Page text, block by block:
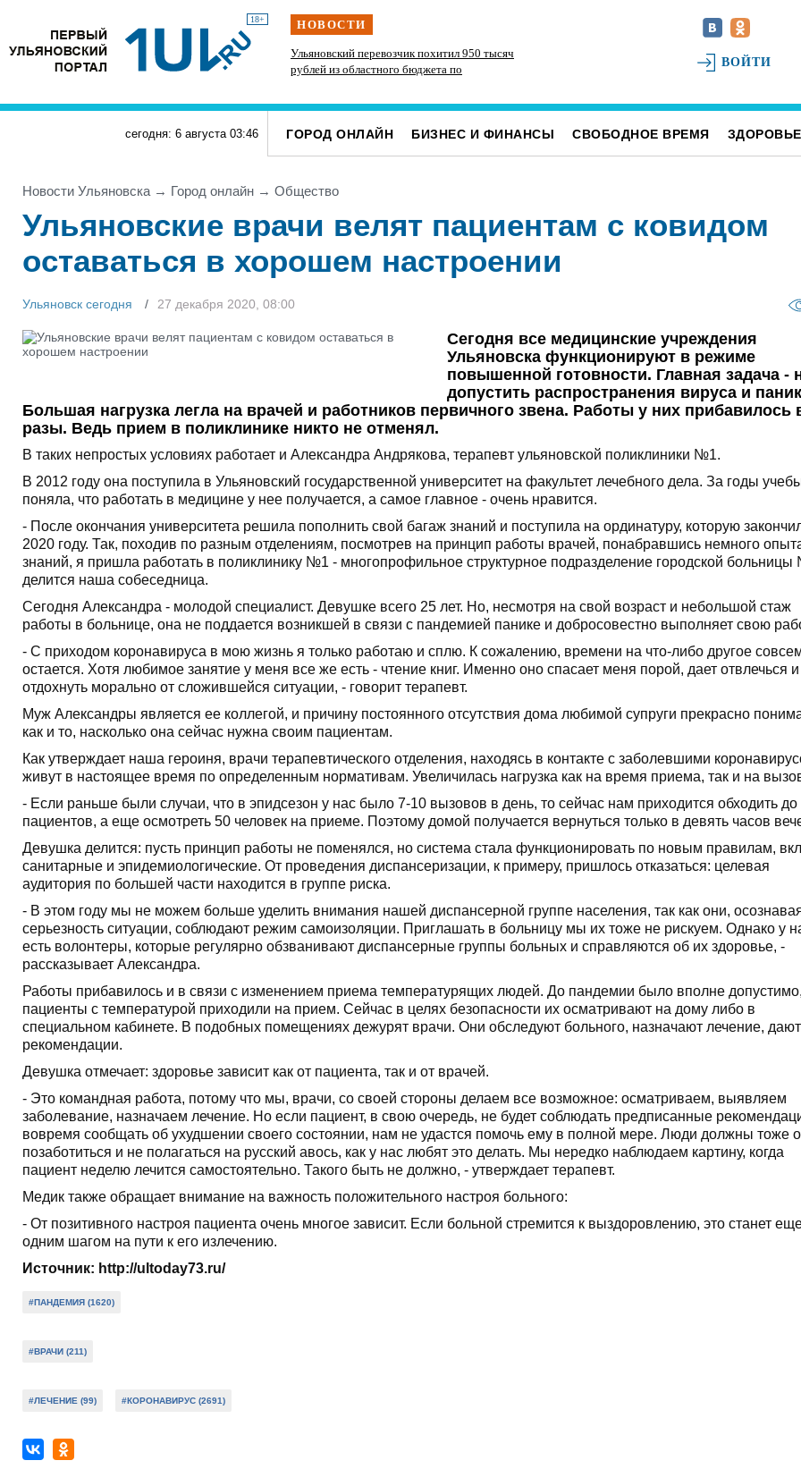
18+ НОВОСТИ
Вымогатель забрал у ульяновского бизнесмена
14 млн рублей, а полиция вернула
Ульяновский перевозчик похитил 950 тысяч
рублей из областного бюджета по
проездными
Девушка из Ульяновской области оказалась в
больнице после поездки на мопеде
ВОЙТИ
сегодня: 6 августа 03:46 ГОРОД ОНЛАЙН БИЗНЕС И ФИНАНСЫ СВОБОДНОЕ ВРЕМЯ ЗДОРОВЬЕ
Новости Ульяновска → Город онлайн → Общество
Ульяновские врачи велят пациентам с ковидом
оставаться в хорошем настроении
Ульяновск сегодня 27 декабря 2020, 08:00
Сегодня все медицинские учреждения
Ульяновска функционируют в режиме
повышенной готовности. Главная задача -
допустить распространения вируса и
Большая нагрузка легла на врачей и работников первичного звена. Работы у них прибавилось
разы. Ведь прием в поликлинике никто не отменял.
В таких непростых условиях работает и Александра Андрякова, терапевт ульяновской поликлиники №1.
В 2012 году она поступила в Ульяновский государственной университет на факультет лечебного дела. За годы
поняла, что работать в медицине у нее получается, а самое главное - очень нравится.
- После окончания университета решила пополнить свой багаж знаний и поступила на ординатуру, которую
2020 году. Так, походив по разным отделениям, посмотрев на принцип работы врачей, понабравшись немного
знаний, я пришла работать в поликлинику №1 - многопрофильное структурное подразделение городской
делится наша собеседница.
Сегодня Александра - молодой специалист. Девушке всего 25 лет. Но, несмотря на свой возраст и небольшой стаж
работы в больнице, она не поддается возникшей в связи с пандемией панике и добросовестно выполняет свою
- С приходом коронавируса в мою жизнь я только работаю и сплю. К сожалению, времени на что-либо другое
остается. Хотя любимое занятие у меня все же есть - чтение книг. Именно оно спасает меня порой, дает отвлечься и
отдохнуть морально от сложившейся ситуации, - говорит терапевт.
Муж Александры является ее коллегой, и причину постоянного отсутствия дома любимой супруги прекрасно
как и то, насколько она сейчас нужна своим пациентам.
Как утверждает наша героиня, врачи терапевтического отделения, находясь в контакте с заболевшими
живут в настоящее время по определенным нормативам. Увеличилась нагрузка как на время приема, так и на
- Если раньше были случаи, что в эпидсезон у нас было 7-10 вызовов в день, то сейчас нам приходится обходить до
пациентов, а еще осмотреть 50 человек на приеме. Поэтому домой получается вернуться только в девять часов
Девушка делится: пусть принцип работы не поменялся, но система стала функционировать по новым правилам,
санитарные и эпидемиологические. От проведения диспансеризации, к примеру, пришлось отказаться: целевая
аудитория по большей части находится в группе риска.
- В этом году мы не можем больше уделить внимания нашей диспансерной группе населения, так как они,
серьезность ситуации, соблюдают режим самоизоляции. Приглашать в больницу мы их тоже не рискуем. Однако у
есть волонтеры, которые регулярно обзванивают диспансерные группы больных и справляются об их здоровье, -
рассказывает Александра.
Работы прибавилось и в связи с изменением приема температурящих людей. До пандемии было вполне
пациенты с температурой приходили на прием. Сейчас в целях безопасности их осматривают на дому либо в
специальном кабинете. В подобных помещениях дежурят врачи. Они обследуют больного, назначают лечение, дают
рекомендации.
Девушка отмечает: здоровье зависит как от пациента, так и от врачей.
- Это командная работа, потому что мы, врачи, со своей стороны делаем все возможное: осматриваем, выявляем
заболевание, назначаем лечение. Но если пациент, в свою очередь, не будет соблюдать предписанные
вовремя сообщать об ухудшении своего состоянии, нам не удастся помочь ему в полной мере. Люди должны тоже
позаботиться и не полагаться на русский авось, как у нас любят это делать. Мы нередко наблюдаем картину, когда
пациент неделю лечится самостоятельно. Такого быть не должно, - утверждает терапевт.
Медик также обращает внимание на важность положительного настроя больного:
- От позитивного настроя пациента очень многое зависит. Если больной стремится к выздоровлению, это станет
одним шагом на пути к его излечению.
Источник: http://ultoday73.ru/
#ПАНДЕМИЯ (1620)
#ВРАЧИ (211)
#ЛЕЧЕНИЕ (99) #КОРОНАВИРУС (2691)